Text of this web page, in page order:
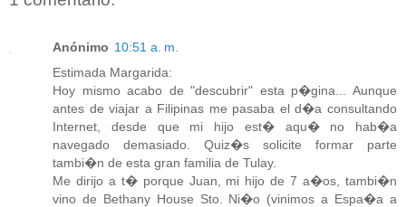
Anónimo 10:51 a. m.
Estimada Margarida:
Hoy mismo acabo de "descubrir" esta p�gina... Aunque
antes de viajar a Filipinas me pasaba el d�a consultando
Internet, desde que mi hijo est� aqu� no hab�a
navegado demasiado. Quiz�s solicite formar parte
tambi�n de esta gran familia de Tulay.
Me dirijo a t� porque Juan, mi hijo de 7 a�os, tambi�n
vino de Bethany House Sto. Ni�o (vinimos a Espa�a a